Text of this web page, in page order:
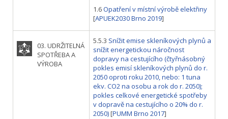
1.6Opatření v místní výrobě elektřiny
[APUEK2030 Brno 2019]
03. UDRŽITELNÁ
SPOTŘEBA A
VÝROBA
5.5.3 Snížit emise skleníkových plynů a
snížit energetickou náročnost
dopravy na cestujícího (čtyřnásobný
pokles emisí skleníkových plynů do r.
2050 oproti roku 2010, nebo: 1 tuna
ekv. CO2 na osobu a rok do r. 2050);
pokles celkové energetické spotřeby
v dopravě na cestujícího o 20% do r.
2050)[PUMM Brno 2017]